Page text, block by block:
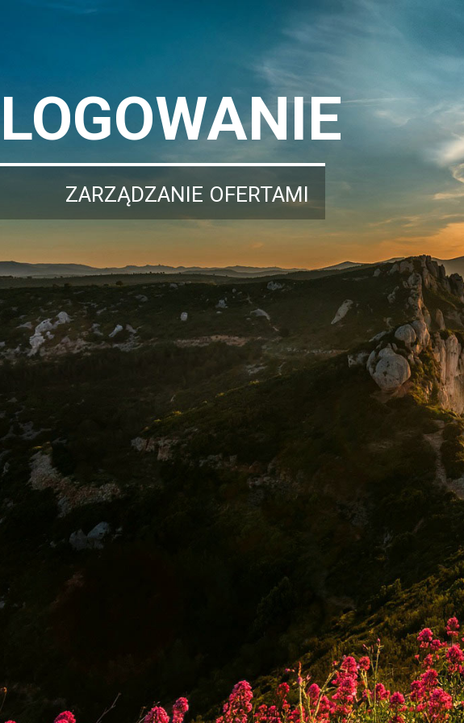
LOGOWANIE
ZARZĄDZANIE OFERTAMI